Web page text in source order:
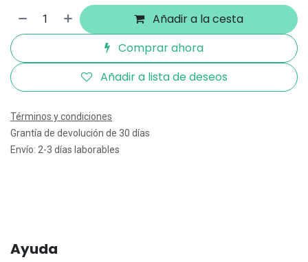
Añadir a la cesta
Comprar ahora
Añadir a lista de deseos
Términos y condiciones
Grantía de devolución de 30 días
Envío: 2-3 días laborables
Ayuda